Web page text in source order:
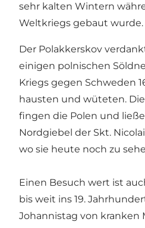
sehr kalten Wintern
Weltkriegs gebaut wurde.
Der Polakkerskov
einigen polnischen
Kriegs gegen Schweden
hausten und wüteten.
fingen die Polen und
Nordgiebel der Skt.
wo sie heute noch zu
Einen Besuch wert ist
bis weit ins 19.
Johannistag von kranken